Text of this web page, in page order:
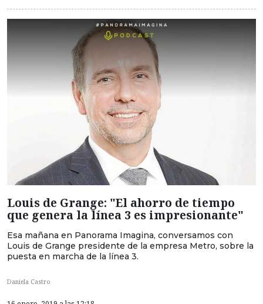
Louis de Grange: "El ahorro de tiempo
que genera la línea 3 es impresionante"
Esa mañana en Panorama Imagina, conversamos con
Louis de Grange presidente de la empresa Metro, sobre la
puesta en marcha de la línea 3.
Daniela Castro